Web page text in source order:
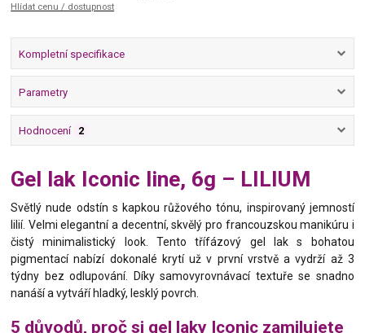
Hlídat cenu / dostupnost
Kompletní specifikace
Parametry
Hodnocení 2
Gel lak Iconic line, 6g – LILIUM
Světlý nude odstín s kapkou růžového tónu, inspirovaný jemností
lilií. Velmi elegantní a decentní, skvělý pro francouzskou manikúru i
čistý minimalistický look. Tento třífázový gel lak s bohatou
pigmentací nabízí dokonalé krytí už v první vrstvě a vydrží až 3
týdny bez odlupování. Díky samovyrovnávací textuře se snadno
nanáší a vytváří hladký, lesklý povrch.
5 důvodů, proč si gel laky Iconic zamilujete